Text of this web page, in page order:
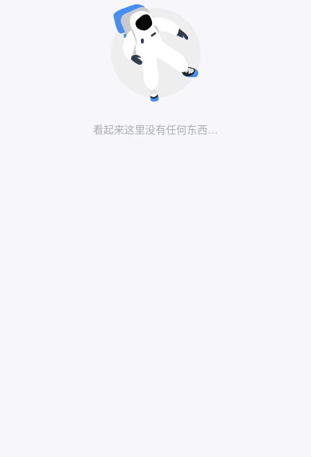
看起来这里没有任何东西…